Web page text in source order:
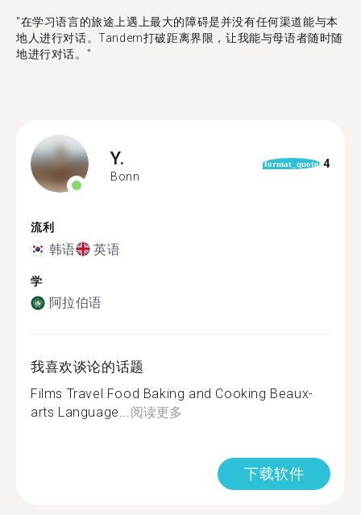
"在学习语言的旅途上遇上最大的障碍是并没有任何渠道能与本
地人进行对话。Tandem打破距离界限，让我能与母语者随时随
地进行对话。"
Y.
Bonn
format_quote 4
流利
韩语 英语
学
阿拉伯语
我喜欢谈论的话题
Films Travel Food Baking and Cooking Beaux-
arts Language...阅读更多
下载软件